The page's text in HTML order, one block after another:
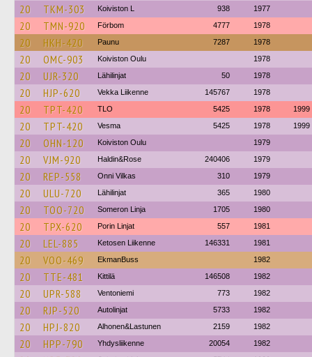
20 TKM-303 Koiviston L 938 1977
20 TMN-920 Förbom 4777 1978
20 HKH-420 Paunu 7287 1978
20 OMC-903 Koiviston Oulu 1978
20 UJR-320 Lähilinjat 50 1978
20 HJP-620 Vekka Liikenne 145767 1978
20 TPT-420 TLO 5425 1978 1999
20 TPT-420 Vesma 5425 1978 1999
20 OHN-120 Koiviston Oulu 1979
20 VJM-920 Haldin&Rose 240406 1979
20 REP-558 Onni Vilkas 310 1979
20 ULU-720 Lähilinjat 365 1980
20 TOO-720 Someron Linja 1705 1980
20 TPX-620 Porin Linjat 557 1981
20 LEL-885 Ketosen Liikenne 146331 1981
20 VOO-469 EkmanBuss 1982
20 TTE-481 Kittilä 146508 1982
20 UPR-588 Ventoniemi 773 1982
20 RJP-520 Autolinjat 5733 1982
20 HPJ-820 Alhonen&Lastunen 2159 1982
20 HPP-790 Yhdysliikenne 20054 1982